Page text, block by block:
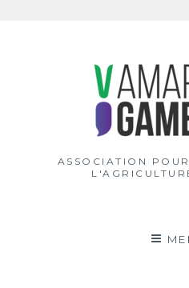
ASSOCIATION